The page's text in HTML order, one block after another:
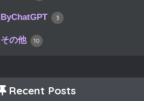
ByChatGPT 3
その他 10
Recent Posts